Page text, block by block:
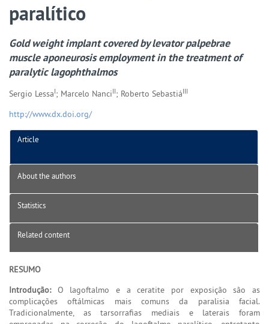
paralítico
Gold weight implant covered by levator palpebrae
muscle aponeurosis employment in the treatment of
paralytic lagophthalmos
Sergio LessaI; Marcelo NanciII; Roberto SebastiáIII
http://www.dx.doi.org/
Article
About the authors
Statistics
Related content
RESUMO
Introdução:O lagoftalmo e a ceratite por exposição são as
complicações oftálmicas mais comuns da paralisia facial.
Tradicionalmente, as tarsorrafias mediais e laterais foram